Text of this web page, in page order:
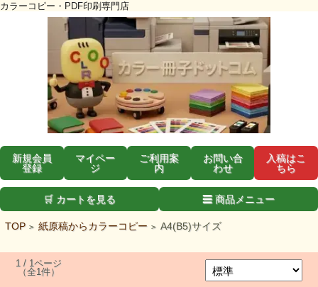
カラーコピー・PDF印刷専門店
新規会員
登録
マイペー
ジ
ご利用案
内
お問い合
わせ
入稿はこ
ちら
🛒 カートを見る ☰ 商品メニュー
TOP > 紙原稿からカラーコピー > A4(B5)サイズ
1 / 1ページ
（全1件）